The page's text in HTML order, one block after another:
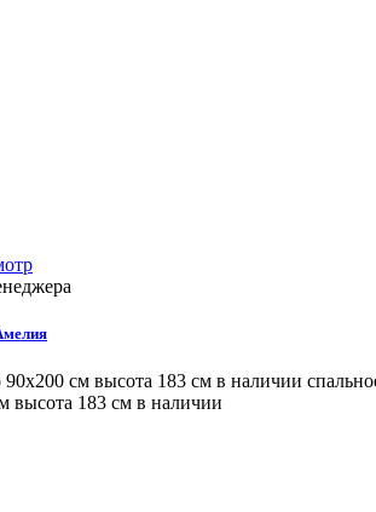
90х200 см высота 183 см в наличии
высота 183 см в наличии